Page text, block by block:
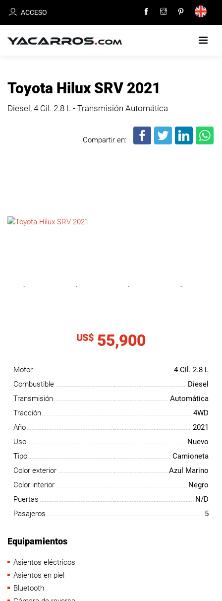
ACCESO
EN
NOTICIAS
Toyota Hilux SRV 2021
Diesel, 4 Cil. 2.8 L - Transmisión Automática
Compartir en:
US$ 55,900
Motor 4 Cil. 2.8 L
Combustible
Diesel
Transmisión
Automática
Tracción
4WD
Año
2021
Uso
Nuevo
Tipo
Camioneta
Color exterior
Azul Marino
Color interior
Negro
Puertas
N/D
Pasajeros
5
Equipamientos
Asientos eléctricos
Asientos en piel
Bluetooth